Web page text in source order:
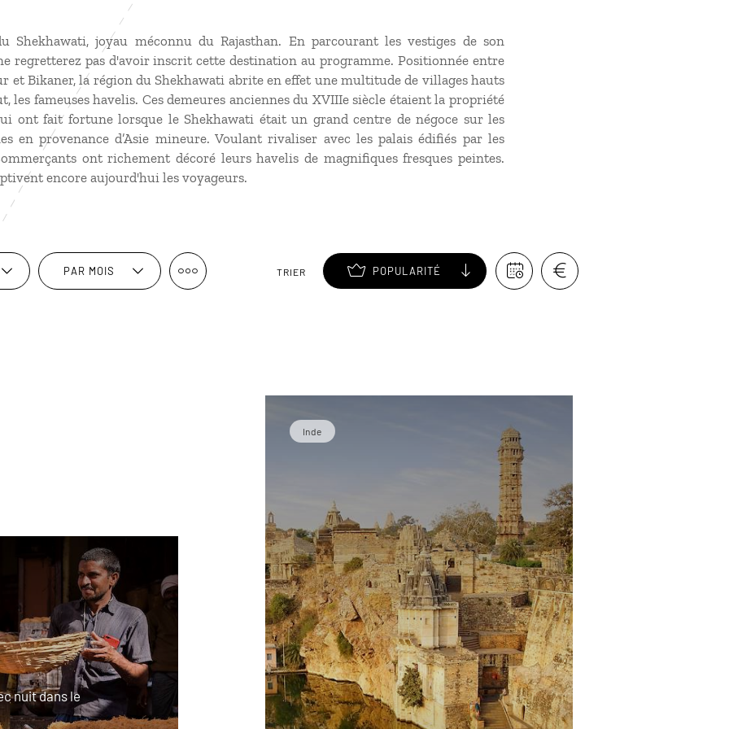
Shekhawati, joyau méconnu du Rajasthan. En parcourant les vestiges de son
regretterez pas d'avoir inscrit cette destination au programme. Positionnée entre
et Bikaner, la région du Shekhawati abrite en effet une multitude de villages hauts
les fameuses havelis. Ces demeures anciennes du XVIIIe siècle étaient la propriété
ont fait fortune lorsque le Shekhawati était un grand centre de négoce sur les
en provenance d’Asie mineure. Voulant rivaliser avec les palais édifiés par les
ont richement décoré leurs havelis de magnifiques fresques peintes.
encore aujourd'hui les voyageurs.
PAR MOIS TRIER POPULARITÉ
nuit dans le
Inde